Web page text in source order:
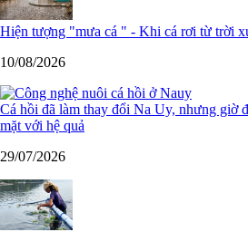
Hiện tượng "mưa cá " - Khi cá rơi từ trời
10/08/2026
Cá hồi đã làm thay đổi Na Uy, nhưng giờ
mặt với hệ quả
29/07/2026